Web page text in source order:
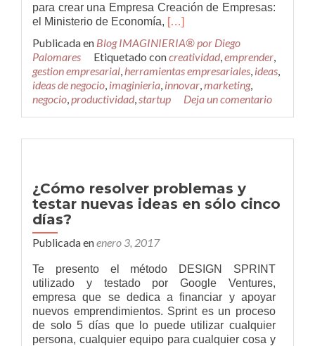
para crear una Empresa Creación de Empresas:
el Ministerio de Economía, Leer
200
herramientas
más
útiles
para
los
[…]
Publicada en Blog IMAGINIERIA® por Diego
Palomares
Etiquetado concreatividad,emprender,
gestion empresarial,herramientas empresariales, ideas,
ideas de negocio, imaginieria, innovar,marketing,
negocio,productividad,startup Deja un comentario
¿Cómo resolver problemas y
testar nuevas ideas en sólo cinco
días?
Publicada enenero 3, 2017
Te presento el método DESIGN SPRINT
utilizado y testado por Google Ventures,
empresa que se dedica a financiar y apoyar
nuevos emprendimientos. Sprint es un proceso
de solo 5 días que lo puede utilizar cualquier
persona, cualquier equipo para cualquier cosa y